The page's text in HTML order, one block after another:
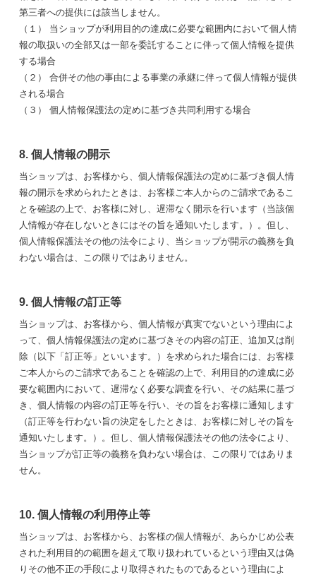
第三者への提供には該当しません。
（１） 当ショップが利用目的の達成に必要な範囲内において個人情
報の取扱いの全部又は一部を委託することに伴って個人情報を提供
する場合
（２） 合併その他の事由による事業の承継に伴って個人情報が提供
される場合
（３） 個人情報保護法の定めに基づき共同利用する場合
8. 個人情報の開示
当ショップは、お客様から、個人情報保護法の定めに基づき個人情
報の開示を求められたときは、お客様ご本人からのご請求であるこ
とを確認の上で、お客様に対し、遅滞なく開示を行います（当該個
人情報が存在しないときにはその旨を通知いたします。）。但し、
個人情報保護法その他の法令により、当ショップが開示の義務を負
わない場合は、この限りではありません。
9. 個人情報の訂正等
当ショップは、お客様から、個人情報が真実でないという理由によ
って、個人情報保護法の定めに基づきその内容の訂正、追加又は削
除（以下「訂正等」といいます。）を求められた場合には、お客様
ご本人からのご請求であることを確認の上で、利用目的の達成に必
要な範囲内において、遅滞なく必要な調査を行い、その結果に基づ
き、個人情報の内容の訂正等を行い、その旨をお客様に通知します
（訂正等を行わない旨の決定をしたときは、お客様に対しその旨を
通知いたします。）。但し、個人情報保護法その他の法令により、
当ショップが訂正等の義務を負わない場合は、この限りではありま
せん。
10. 個人情報の利用停止等
当ショップは、お客様から、お客様の個人情報が、あらかじめ公表
された利用目的の範囲を超えて取り扱われているという理由又は偽
りその他不正の手段により取得されたものであるという理由によ